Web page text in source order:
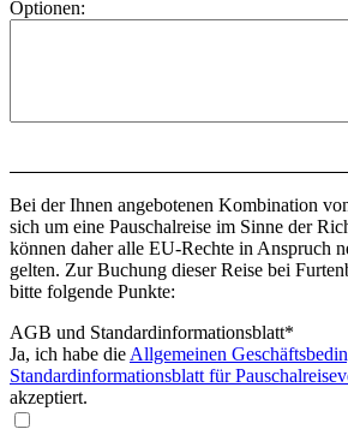
Optionen:
Bei der Ihnen angebotenen Kombination
sich um eine Pauschalreise im Sinne der
können daher alle EU-Rechte in Anspruch
gelten. Zur Buchung dieser Reise bei
bitte folgende Punkte:
AGB und Standardinformationsblatt*
Ja, ich habe die Allgemeinen
Standardinformationsblatt für
akzeptiert.